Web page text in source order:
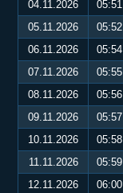
04.11.2026 05:51
05.11.2026
05:52
06.11.2026
05:54
07.11.2026
05:55
08.11.2026
05:56
09.11.2026
05:57
10.11.2026
05:58
11.11.2026
05:59
12.11.2026
06:00